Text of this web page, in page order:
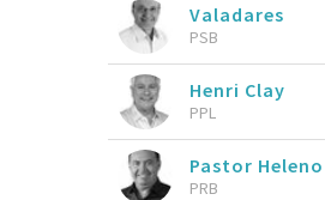
Valadares
PSB
Henri Clay
PPL
Pastor Heleno
PRB